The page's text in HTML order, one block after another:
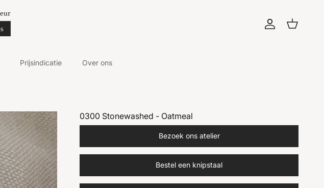
AccountWinkelwagen
Prijsindicatie Over ons
0300 Stonewashed - Oatmeal
Bezoek ons atelier
Bestel een knipstaal